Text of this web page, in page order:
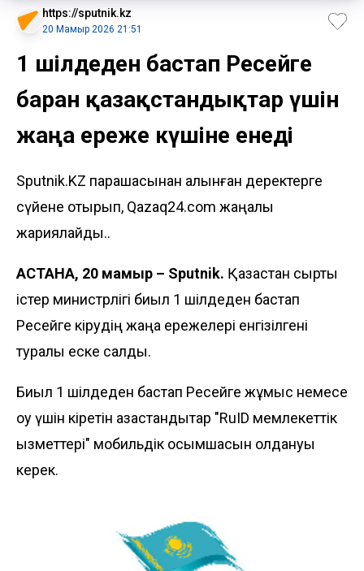
https://sputnik.kz
20 Мамыр 2026 21:51
1 шілдеден бастап Ресейге
барған қазақстандықтар үшін
жаңа ереже күшіне енеді
Sputnik.KZ парақшасынан алынған деректерге
сүйене отырып, Qazaq24.com жаңалық
жариялайды..
АСТАНА, 20 мамыр – Sputnik. Қазақстан сыртқы
істер министрлігі биыл 1 шілдеден бастап
Ресейге кірудің жаңа ережелері енгізілгені
туралы еске салды.
Биыл 1 шілдеден бастап Ресейге жұмыс немесе
оқу үшін кіретін қазақстандықтар "RuID мемлекеттік
қызметтері" мобильдік қосымшасын қолдануы
керек.